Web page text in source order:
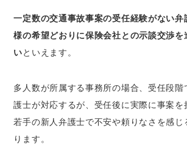
一定数の交通事故事案の受任経験がない弁
様の希望どおりに保険会社との示談交渉を
いといえます。
多人数が所属する事務所の場合、受任段階
護士が対応するが、受任後に実際に事案を
若手の新人弁護士で不安や頼りなさを感じ
ります。